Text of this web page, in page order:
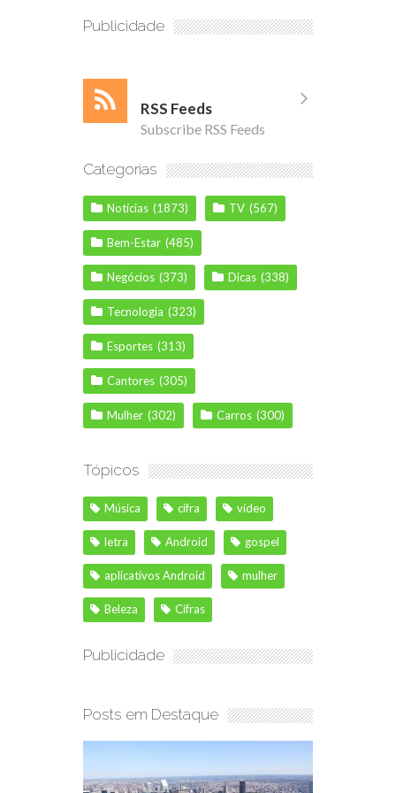
Publicidade
RSS Feeds
Subscribe RSS Feeds
Categorias
Notícias (1873) TV (567)
Bem-Estar (485)
Negócios (373) Dicas (338)
Tecnologia (323)
Esportes (313)
Cantores (305)
Mulher (302) Carros (300)
Tópicos
Música cifra vídeo
letra Android gospel
aplicativos Android mulher
Beleza Cifras
Publicidade
Posts em Destaque